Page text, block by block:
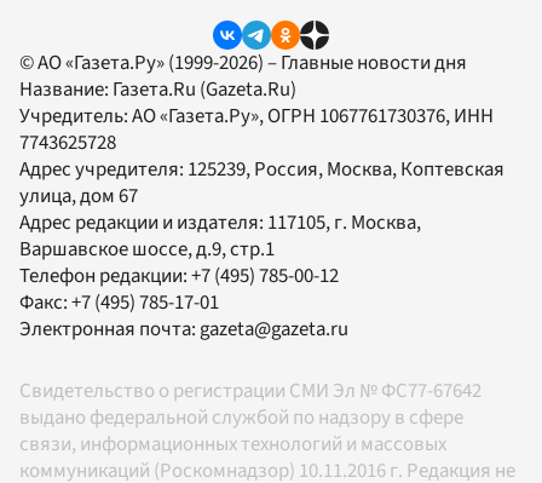
© АО «Газета.Ру» (1999-2026) – Главные новости дня
Название: Газета.Ru (Gazeta.Ru)
Учредитель:АО «Газета.Ру», ОГРН 1067761730376, ИНН
7743625728
Адрес учредителя: 125239, Россия, Москва, Коптевская
улица, дом 67
Адрес редакции и издателя: 117105, г. Москва,
Варшавское шоссе, д.9, стр.1
Телефон редакции:+7 (495) 785-00-12
Факс:+7 (495) 785-17-01
Электронная почта:gazeta@gazeta.ru
Свидетельство о регистрации СМИ Эл № ФС77-67642
выдано федеральной службой по надзору в сфере
связи, информационных технологий и массовых
коммуникаций (Роскомнадзор) 10.11.2016 г. Редакция не